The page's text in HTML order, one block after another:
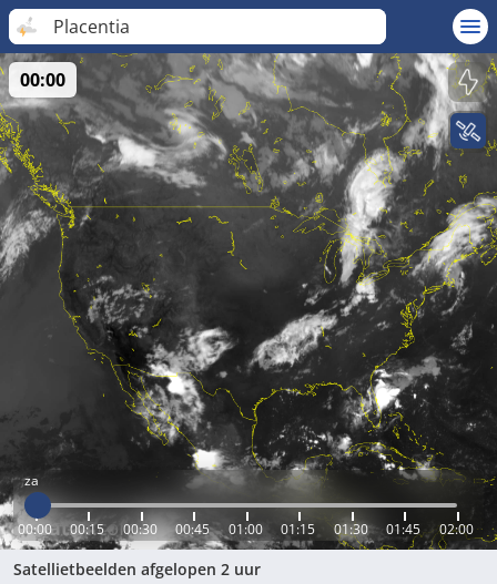
Placentia
za
00:00 00:15 00:30 00:45 01:00 01:15 01:30 01:45 02:00
00:00
Satellietbeelden afgelopen 2 uur